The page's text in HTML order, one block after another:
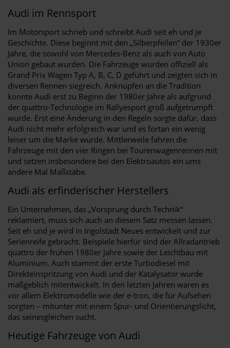
Audi im Rennsport
Im Motorsport schrieb und schreibt Audi seit eh und je
Geschichte. Diese beginnt mit den „Silberpfeilen“ der 1930er
Jahre, die sowohl von Mercedes-Benz als auch von Auto
Union gebaut wurden. Die Fahrzeuge wurden offiziell als
Grand Prix Wagen Typ A, B, C, D geführt und zeigten sich in
diversen Rennen siegreich. Anknüpfen an die Tradition
konnte Audi erst zu Beginn der 1980er Jahre als aufgrund
der quattro-Technologie im Rallyesport groß aufgetrumpft
wurde. Erst eine Änderung in den Regeln sorgte dafür, dass
Audi nicht mehr erfolgreich war und es fortan ein wenig
leiser um die Marke wurde. Mittlerweile fahren die
Fahrzeuge mit den vier Ringen bei Tourenwagenrennen mit
und setzen insbesondere bei den Elektroautos ein ums
andere Mal Maßstäbe.
Audi als erfinderischer Herstellers
Ein Unternehmen, das „Vorsprung durch Technik“
reklamiert, muss sich auch an diesem Satz messen lassen.
Seit eh und je wird in Ingolstadt Neues entwickelt und zur
Serienreife gebracht. Beispiele hierfür sind der Allradantrieb
quattro der frühen 1980er Jahre sowie der Leichtbau mit
Aluminium. Auch stammt der erste Turbodiesel mit
Direkteinspritzung von Audi und der Katalysator wurde
maßgeblich mitentwickelt. In den letzten Jahren waren es
vor allem Elektromodelle wie der e-tron, die für Aufsehen
sorgten – mitunter mit einem Spur- und Orientierungslicht,
das seinesgleichen sucht.
Heutige Fahrzeuge von Audi